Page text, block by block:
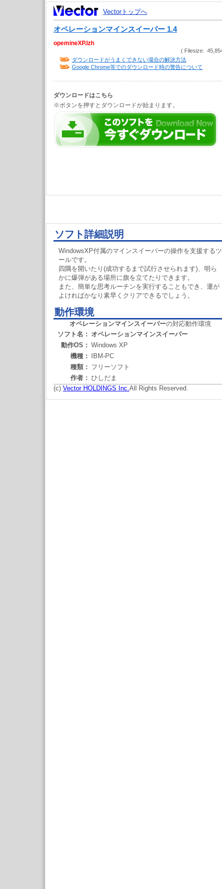
Vectorトップへ
オペレーションマインスイーパー 1.4
opemineXP.lzh
( Filesize:
ダウンロードがうまくできない場合の解決方法
Google Chrome等でのダウンロード時の警告について
ダウンロードはこちら
※ボタンを押すとダウンロードが始まります。
ソフト詳細説明
WindowsXP付属のマインスイーパーの操作を支援するツ
ールです。
四隅を開いたり(成功するまで試行させられます)、明ら
かに爆弾がある場所に旗を立てたりできます。
また、簡単な思考ルーチンを実行することもでき、運が
よければかなり素早くクリアできるでしょう。
動作環境
オペレーションマインスイーパーの対応動作環境
ソフト名： オペレーションマインスイーパー
動作OS： Windows XP
機種：
IBM-PC
種類： フリーソフト
作者： ひしだま
(c) Vector HOLDINGS Inc.All Rights Reserved.